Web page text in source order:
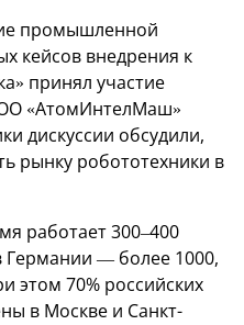
промышленной
кейсов внедрения к
принял участие
«АтомИнтелМаш»
дискуссии обсудили,
рынку робототехники в
работает 300–400
Германии — более 1000,
этом 70% российских
в Москве и Санкт-